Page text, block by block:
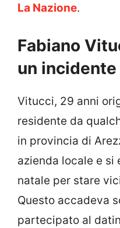
La Nazione.
Fabiano
un incidente
Vitucci, 29 anni
residente da
in provincia di
azienda locale e si
natale per stare
Questo accadeva
partecipato al